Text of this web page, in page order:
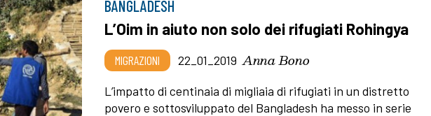
BANGLADESH
L’Oim in aiuto non solo dei rifugiati Rohingya
MIGRAZIONI 22_01_2019 Anna Bono
L’impatto di centinaia di migliaia di rifugiati in un distretto
povero e sottosviluppato del Bangladesh ha messo in serie